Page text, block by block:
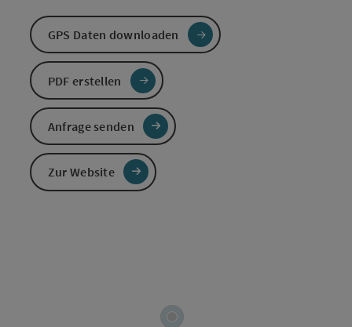
GPS Daten downloaden
PDF erstellen
Anfrage senden
Zur Website